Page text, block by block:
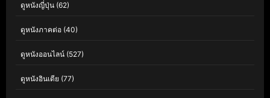
ดูหนังญี่ปุ่น (62)
ดูหนังภาคต่อ (40)
ดูหนังออนไลน์ (527)
ดูหนังอินเดีย (77)